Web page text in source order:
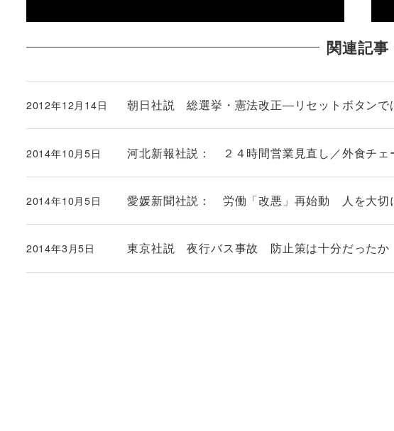
関連記事
朝日社説 総選挙・憲法改正―リセットボタンで
投稿日
2012年12月14日
河北新報社説： ２４時間営業見直し／外食チェ
投稿日
2014年10月5日
愛媛新聞社説： 労働「改悪」再始動 人を大切
投稿日
2014年10月5日
東京社説 夜行バス事故 防止策は十分だったか
投稿日
2014年3月5日